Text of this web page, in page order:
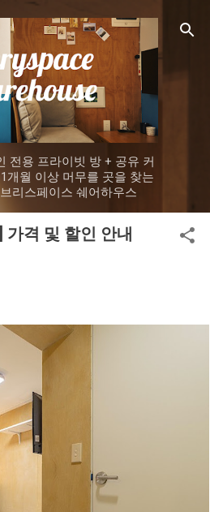
기본 콘텐츠로 건너뛰기
전용 프라이빗 방 + 공유 커
개월 이상 머무를 곳을 찾는
리스페이스 쉐어하우스
가격 및 할인 안내